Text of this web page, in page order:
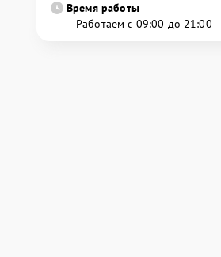
Время работы
Работаем с 09:00 до 21:00